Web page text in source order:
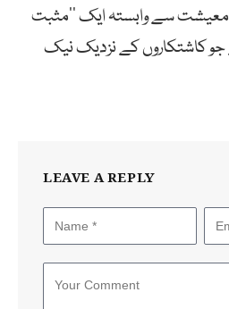
معیشت سے وابستہ ایک ’’مثبت
جو کاشتکاروں کے نزدیک نیک
LEAVE A REPLY